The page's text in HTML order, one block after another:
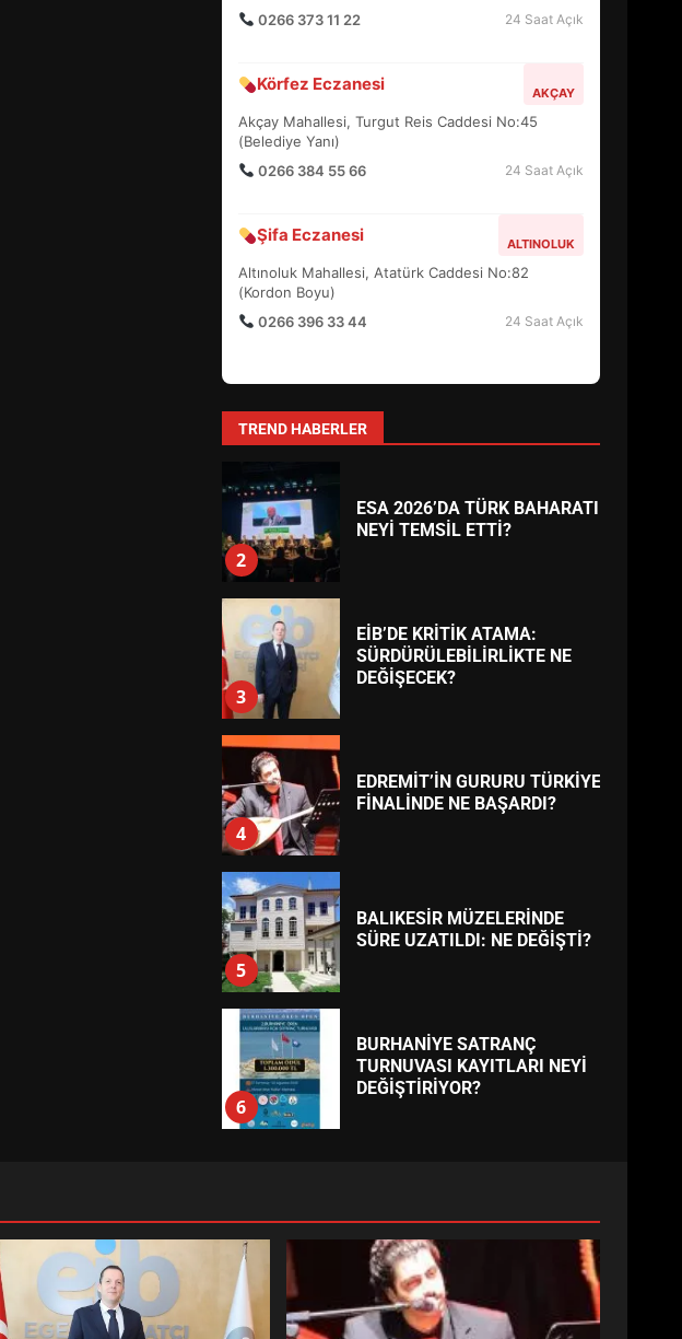
0266 373 11 22
24 Saat Açık
Körfez Eczanesi AKÇAY
Akçay Mahallesi, Turgut Reis Caddesi No:45
(Belediye Yanı)
0266 384 55 66
24 Saat Açık
Şifa Eczanesi ALTINOLUK
Altınoluk Mahallesi, Atatürk Caddesi No:82
(Kordon Boyu)
0266 396 33 44
24 Saat Açık
TREND HABERLER
5
6
BURHANİYE SATRANÇ
DEĞİŞTİRİYOR?
7
BURHANİYE
BELEDİYESPOR’DA YENİ
YÖNETİM NASIL ŞEKİLLENDİ?
1
HAREKETE GEÇİYOR: GÖZLER
2
ESA 2026’DA TÜRK BAHARATI
NEYİ TEMSİL ETTİ?
3
EİB’DE KRİTİK ATAMA:
SÜRDÜRÜLEBİLİRLİKTE NE
DEĞİŞECEK?
4
EDREMİT’İN GURURU TÜRKİYE
FİNALİNDE NE BAŞARDI?
5
BALIKESİR MÜZELERİNDE
SÜRE UZATILDI: NE DEĞİŞTİ?
6
BURHANİYE SATRANÇ
TURNUVASI KAYITLARI NEYİ
DEĞİŞTİRİYOR?
7
YÖNETİM NASIL ŞEKİLLENDİ?
AYVALIK SU MİRASI İÇİN